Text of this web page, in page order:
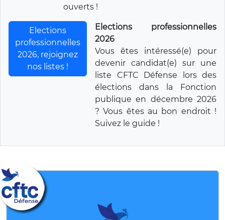
ouverts !
Elections
professionnelles
2026, rejoignez
nos listes !
Elections professionnelles
2026
Vous êtes intéressé(e) pour
devenir candidat(e) sur une
liste CFTC Défense lors des
élections dans la Fonction
publique en décembre 2026
? Vous êtes au bon endroit !
Suivez le guide !